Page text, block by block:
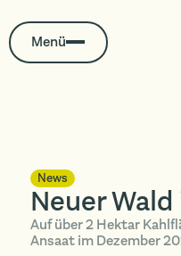
Menü
News
Neuer
Auf über 2 Hektar
Ansaat im Dezember